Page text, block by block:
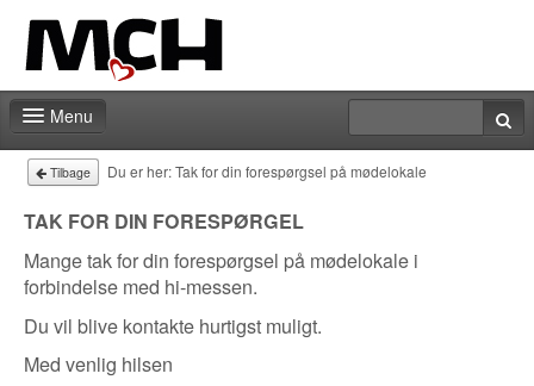
Menu
Forside
Tilbage Du er her:Tak for din forespørgsel på mødelokale
TAK FOR DIN FORESPØRGEL
Mange tak for din forespørgsel på mødelokale i
forbindelse med hi-messen.
Du vil blive kontakte hurtigst muligt.
Med venlig hilsen